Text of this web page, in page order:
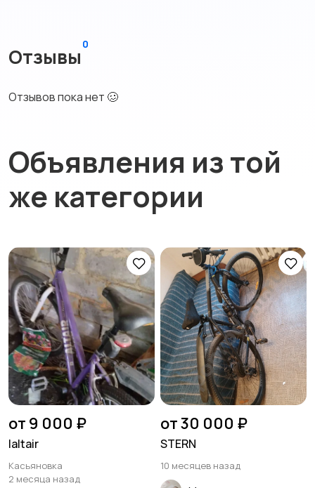
Отзывы
0
Отзывов пока нет 🥴
Объявления из той
же категории
от 9 000 ₽
laltair
Касьяновка
2 месяца назад
от 30 000 ₽
STERN
10 месяцев назад